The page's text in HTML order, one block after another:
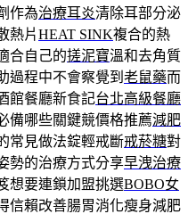
作為治療耳炎清除耳部分泌
熱片HEAT SINK複合的熱
合自己的搓泥寶溫和去角質
過程中不會察覺到 老鼠藥而
館餐廳新食記台北高級餐廳
備哪些關鍵競價格推薦減肥
常見做法錠輕戒斷戒菸糖對
勢的治療方式分享早洩治療
想要連鎖加盟挑選BOBO女
信賴改善腸胃消化瘦身減肥